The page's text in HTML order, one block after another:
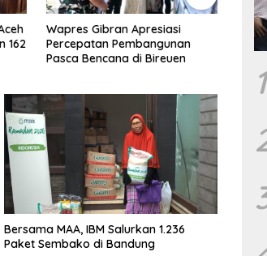
Wapres Gibran
Tinjau Pembangunan
Jembatan Krueng Tingkeum
Bersama MAA, IBM Salurkan 1.236
Paket Sembako di Bandung
1